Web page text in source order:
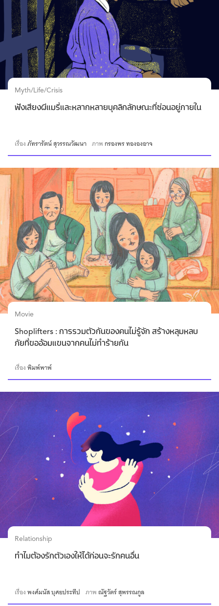
Myth/Life/Crisis
ฟังเสียงผีแมรี่และหลากหลายบุคลิกลักษณะที่ซ่อนอยู่ภายใน
เรื่องภัทรารัตน์ สุวรรณวัฒนา ภาพกรองพร ทององอาจ
Movie
Shoplifters : การรวมตัวกันของคนไม่รู้จัก สร้างหลุมหลบ
ภัยที่ขออ้อมแขนจากคนไม่ทำร้ายกัน
เรื่องพิมพ์พาพ์
Relationship
ทำไมต้องรักตัวเองให้ได้ก่อนจะรักคนอื่น
เรื่องพงศ์มนัส บุศยประทีป ภาพณัฐวัตร์ สุพรรณกูล